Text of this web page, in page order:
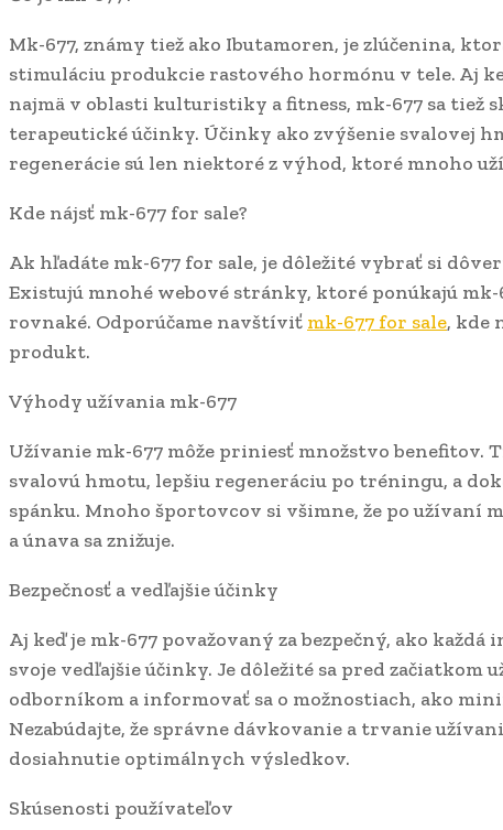
Mk-677, známy tiež ako Ibutamoren, je zlúčenina,
stimuláciu produkcie rastového hormónu v tele. Aj
najmä v oblasti kulturistiky a fitness, mk-677 sa tiež
terapeutické účinky. Účinky ako zvýšenie svalovej
regenerácie sú len niektoré z výhod, ktoré mnoho
Kde nájsť mk-677 for sale?
Ak hľadáte mk-677 for sale, je dôležité vybrať si
Existujú mnohé webové stránky, ktoré ponúkajú mk-
rovnaké. Odporúčame navštíviť mk-677 for sale, kde
produkt.
Výhody užívania mk-677
Užívanie mk-677 môže priniesť množstvo benefitov.
svalovú hmotu, lepšiu regeneráciu po tréningu, a
spánku. Mnoho športovcov si všimne, že po užívaní
a únava sa znižuje.
Bezpečnosť a vedľajšie účinky
Aj keď je mk-677 považovaný za bezpečný, ako každá
svoje vedľajšie účinky. Je dôležité sa pred začiatkom
odborníkom a informovať sa o možnostiach, ako
Nezabúdajte, že správne dávkovanie a trvanie
dosiahnutie optimálnych výsledkov.
Skúsenosti používateľov